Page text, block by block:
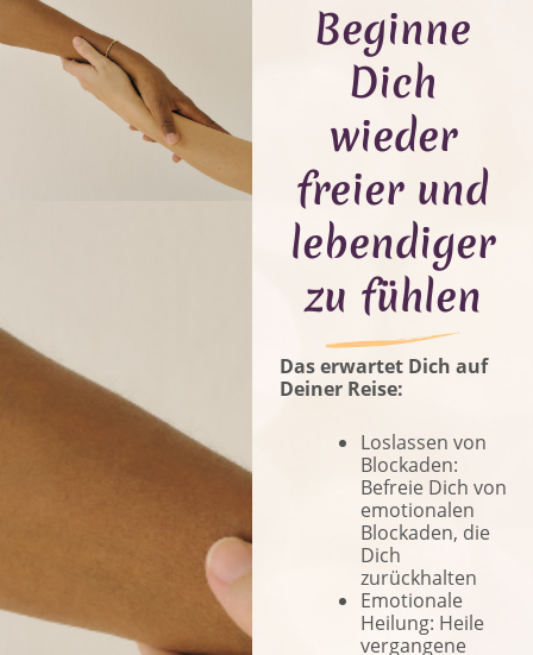
Beginne
Dich
wieder
freier und
lebendiger
zu fühlen
Das erwartet Dich auf
Deiner Reise:
Loslassen von
Blockaden:
Befreie Dich von
emotionalen
Blockaden, die
Dich
zurückhalten
Emotionale
Heilung: Heile
vergangene